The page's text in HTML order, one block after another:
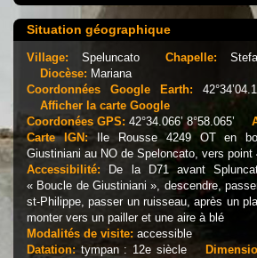
Situation géographique
Village: Speluncato Chapelle:
Diocèse: Mariana
Coordonnées Google Earth:
Afficher la carte Google
Coordonées GPS: 42°34.066’ 8°58.065’
Carte IGN: Ile Rousse 4249 OT en
Giustiniani au NO de Speloncato, vers point
Accessibilité:
De la D71 avant
« Boucle de Giustiniani », descendre,
st-Philippe, passer un ruisseau, après un
monter vers un pailler et une aire à blé
Modalités de visite: accessible
Datation: tympan : 12e siècle